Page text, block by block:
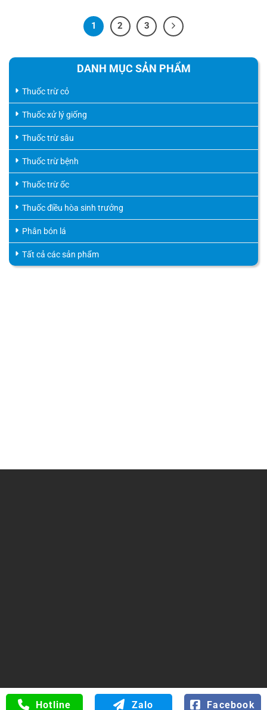
1 2 3
DANH MỤC SẢN PHẨM
Thuốc trừ cỏ
Thuốc xử lý giống
Thuốc trừ sâu
Thuốc trừ bệnh
Thuốc trừ ốc
Thuốc điều hòa sinh trưởng
Phân bón lá
Tất cả các sản phẩm
Hotline Zalo Facebook